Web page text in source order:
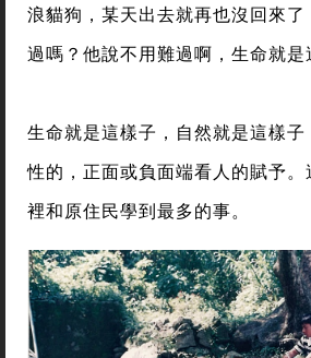
浪貓狗，某天出去就再也沒回來
過嗎？他說不用難過啊，生命就是
生命就是這樣子，自然就是這樣子
性的，正面或負面端看人的賦予
裡和原住民學到最多的事。